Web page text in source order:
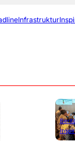
Infrastruktur